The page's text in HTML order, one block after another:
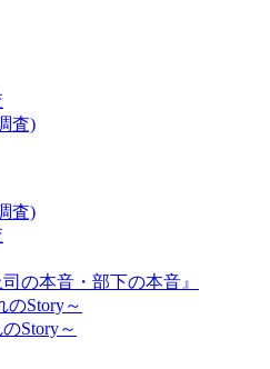
査)
査)
の本音・部下の本音』
のStory～
Story～